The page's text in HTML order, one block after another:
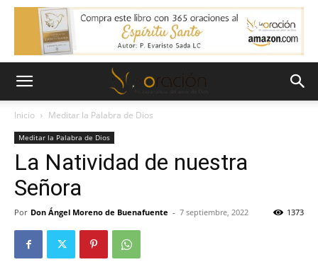
Inicio Meditar la Palabra de Dios
Meditar la Palabra de Dios
La Natividad de nuestra
Señora
Por Don Ángel Moreno de Buenafuente - 7 septiembre, 2022 1373